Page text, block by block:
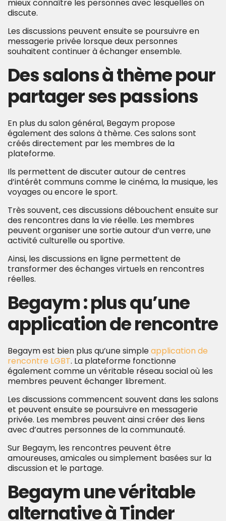
mieux connaître les personnes avec lesquelles on
discute.
Les discussions peuvent ensuite se poursuivre en
messagerie privée lorsque deux personnes
souhaitent continuer à échanger ensemble.
Des salons à thème pour
partager ses passions
En plus du salon général, Begaym propose
également des salons à thème. Ces salons sont
créés directement par les membres de la
plateforme.
Ils permettent de discuter autour de centres
d’intérêt communs comme le cinéma, la musique, les
voyages ou encore le sport.
Très souvent, ces discussions débouchent ensuite sur
des rencontres dans la vie réelle. Les membres
peuvent organiser une sortie autour d’un verre, une
activité culturelle ou sportive.
Ainsi, les discussions en ligne permettent de
transformer des échanges virtuels en rencontres
réelles.
Begaym : plus qu’une
application de rencontre
Begaym est bien plus qu’une simpleapplication de
rencontre LGBT. La plateforme fonctionne
également comme un véritable réseau social où les
membres peuvent échanger librement.
Les discussions commencent souvent dans les salons
et peuvent ensuite se poursuivre en messagerie
privée. Les membres peuvent ainsi créer des liens
avec d’autres personnes de la communauté.
Sur Begaym, les rencontres peuvent être
amoureuses, amicales ou simplement basées sur la
discussion et le partage.
Begaym une véritable
alternative à Tinder